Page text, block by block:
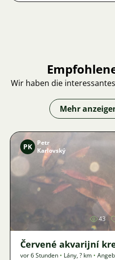
Wir haben die
Mehr
PK
Petr
Karlovský
43
Červené akvarijní
vor 6 Stunden • Lány,? km •